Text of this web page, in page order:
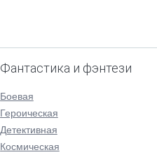
Фантастика и фэнтези
Боевая
Героическая
Детективная
Космическая